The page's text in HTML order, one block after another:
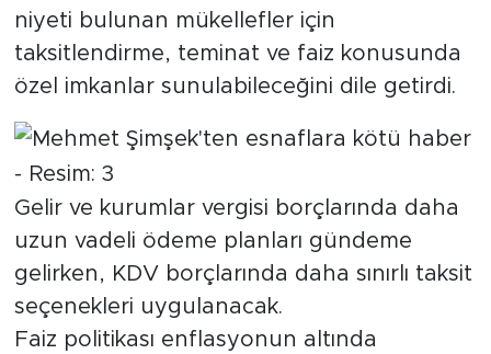
niyeti bulunan mükellefler için
taksitlendirme, teminat ve faiz konusunda
özel imkanlar sunulabileceğini dile getirdi.
Gelir ve kurumlar vergisi borçlarında daha
uzun vadeli ödeme planları gündeme
gelirken, KDV borçlarında daha sınırlı taksit
seçenekleri uygulanacak.
Faiz politikası enflasyonun altında
ALINTI YAZARLAR
SOSYAL MEDYA